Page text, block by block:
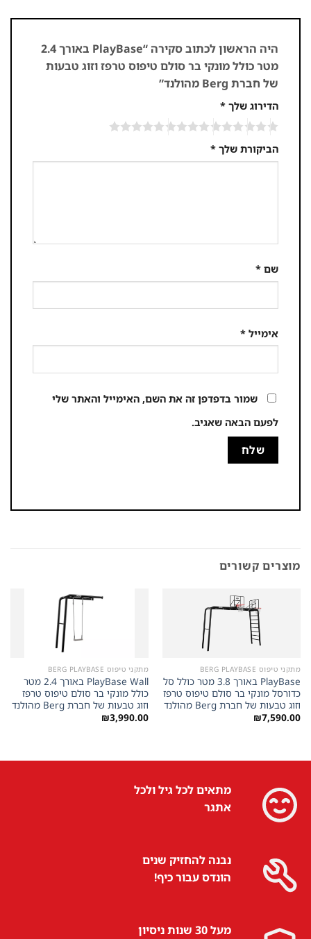
היה הראשון לכתוב סקירה “PlayBase באורך 2.4
מטר כולל מונקי בר סולם טיפוס טרפז וזוג טבעות
של חברת Berg מהולנד”
הדירוג שלך *
הביקורת שלך *
שם *
אימייל *
שמור בדפדפן זה את השם, האימייל והאתר שלי
לפעם הבאה שאגיב.
מוצרים קשורים
מתקני טיפוס BERG PLAYBASE
PlayBase באורך 3.8 מטר כולל סל
כדורסל מונקי בר סולם טיפוס טרפז
וזוג טבעות של חברת Berg מהולנד
₪7,590.00
מתקני טיפוס BERG PLAYBASE
PlayBase Wall באורך 2.4 מטר
כולל מונקי בר סולם טיפוס טרפז
וזוג טבעות של חברת Berg מהולנד
₪3,990.00
מתאים לכל גיל ולכל
אתגר
נבנה להחזיק שנים
הונדס עבור כיף!
מעל 30 שנות ניסיון